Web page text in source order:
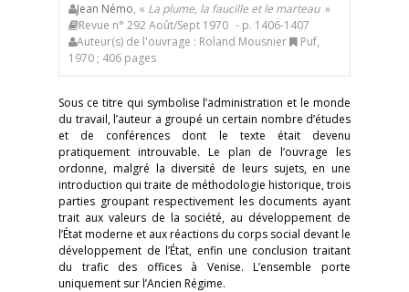
Jean Némo, « La plume, la faucille et le marteau»
Revue n° 292 Août/Sept 1970 - p. 1406-1407
Auteur(s) de l'ouvrage : Roland Mousnier
Puf,
1970 ; 406 pages
Sous ce titre qui symbolise l’administration et le monde
du travail, l’auteur a groupé un certain nombre d’études
et de conférences dont le texte était devenu
pratiquement introuvable. Le plan de l’ouvrage les
ordonne, malgré la diversité de leurs sujets, en une
introduction qui traite de méthodologie historique, trois
parties groupant respectivement les documents ayant
trait aux valeurs de la société, au développement de
l’État moderne et aux réactions du corps social devant le
développement de l’État, enfin une conclusion traitant
du trafic des offices à Venise. L’ensemble porte
uniquement sur l’Ancien Régime.